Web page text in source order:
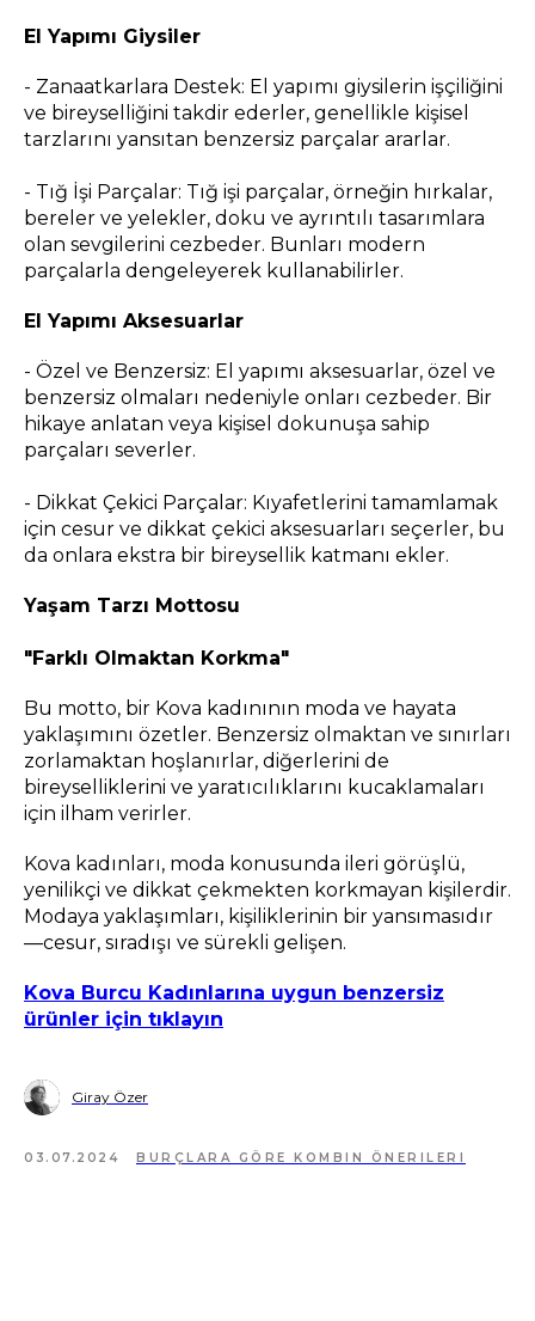
El Yapımı Giysiler
- Zanaatkarlara Destek: El yapımı giysilerin işçiliğini
ve bireyselliğini takdir ederler, genellikle kişisel
tarzlarını yansıtan benzersiz parçalar ararlar.
- Tığ İşi Parçalar: Tığ işi parçalar, örneğin hırkalar,
bereler ve yelekler, doku ve ayrıntılı tasarımlara
olan sevgilerini cezbeder. Bunları modern
parçalarla dengeleyerek kullanabilirler.
El Yapımı Aksesuarlar
- Özel ve Benzersiz: El yapımı aksesuarlar, özel ve
benzersiz olmaları nedeniyle onları cezbeder. Bir
hikaye anlatan veya kişisel dokunuşa sahip
parçaları severler.
- Dikkat Çekici Parçalar: Kıyafetlerini tamamlamak
için cesur ve dikkat çekici aksesuarları seçerler, bu
da onlara ekstra bir bireysellik katmanı ekler.
Yaşam Tarzı Mottosu
"Farklı Olmaktan Korkma"
Bu motto, bir Kova kadınının moda ve hayata
yaklaşımını özetler. Benzersiz olmaktan ve sınırları
zorlamaktan hoşlanırlar, diğerlerini de
bireyselliklerini ve yaratıcılıklarını kucaklamaları
için ilham verirler.
Kova kadınları, moda konusunda ileri görüşlü,
yenilikçi ve dikkat çekmekten korkmayan kişilerdir.
Modaya yaklaşımları, kişiliklerinin bir yansımasıdır
—cesur, sıradışı ve sürekli gelişen.
Kova Burcu Kadınlarına uygun benzersiz
ürünler için tıklayın
Giray Özer
03.07.2024 BURÇLARA GÖRE KOMBIN ÖNERILERI